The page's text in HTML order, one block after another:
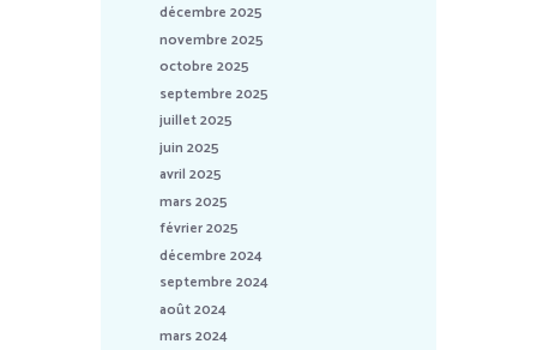
décembre 2025
novembre 2025
octobre 2025
septembre 2025
juillet 2025
juin 2025
avril 2025
mars 2025
février 2025
décembre 2024
septembre 2024
août 2024
mars 2024